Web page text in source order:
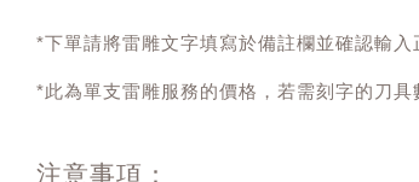
*下單請將雷雕文字填寫於備註欄並確認輸入
*此為單支雷雕服務的價格，若需刻字的刀
注意事項：